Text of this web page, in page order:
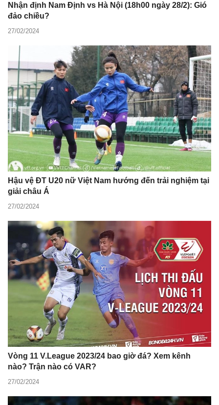
Nhận định Nam Định vs Hà Nội (18h00 ngày 28/2): Gió
đảo chiều?
27/02/2024
Hậu vệ ĐT U20 nữ Việt Nam hướng đến trải nghiệm tại
giải châu Á
27/02/2024
Vòng 11 V.League 2023/24 bao giờ đá? Xem kênh
nào? Trận nào có VAR?
27/02/2024